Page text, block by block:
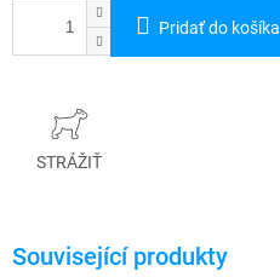
Pridať do košíka
STRÁŽIŤ